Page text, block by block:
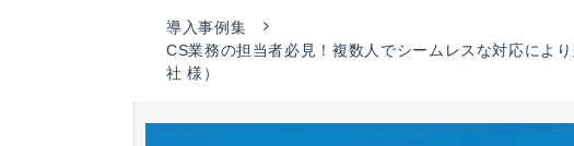
導入事例集
CS業務の担当者必見！複数人でシームレスな対応によ
社 様）